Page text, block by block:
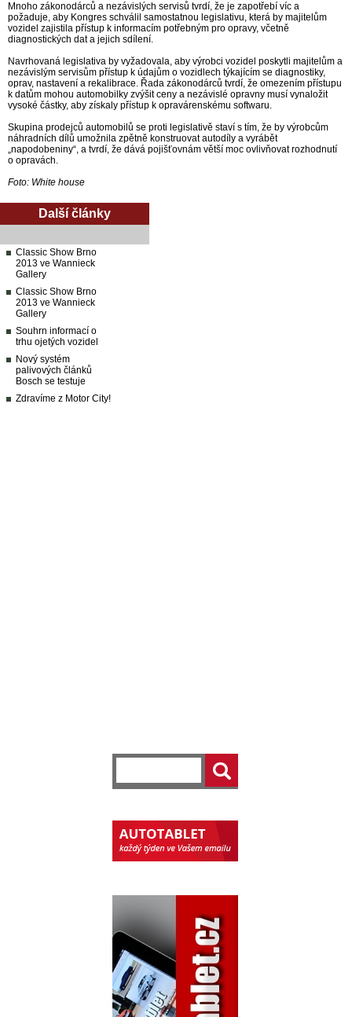
Mnoho zákonodárců a nezávislých servisů tvrdí, že je zapotřebí víc a
požaduje, aby Kongres schválil samostatnou legislativu, která by majitelům
vozidel zajistila přístup k informacím potřebným pro opravy, včetně
diagnostických dat a jejich sdílení.
Navrhovaná legislativa by vyžadovala, aby výrobci vozidel poskytli majitelům a
nezávislým servisům přístup k údajům o vozidlech týkajícím se diagnostiky,
oprav, nastavení a rekalibrace. Řada zákonodárců tvrdí, že omezením přístupu
k datům mohou automobilky zvýšit ceny a nezávislé opravny musí vynaložit
vysoké částky, aby získaly přístup k opravárenskému softwaru.
Skupina prodejců automobilů se proti legislativě staví s tím, že by výrobcům
náhradních dílů umožnila zpětně konstruovat autodíly a vyrábět
„napodobeniny“, a tvrdí, že dává pojišťovnám větší moc ovlivňovat rozhodnutí
o opravách.
Foto: White house
Další články
Classic Show Brno
2013 ve Wannieck
Gallery
Classic Show Brno
2013 ve Wannieck
Gallery
Souhrn informací o
trhu ojetých vozidel
Nový systém
palivových článků
Bosch se testuje
Zdravíme z Motor City!